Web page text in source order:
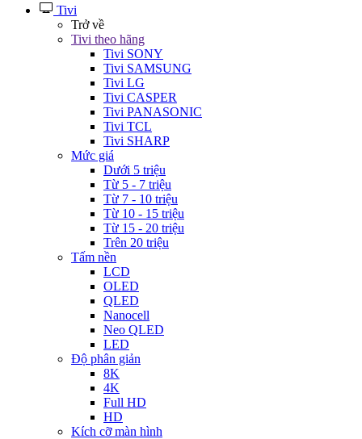
Tivi
Trở về
Tivi theo hãng
Tivi SONY
Tivi SAMSUNG
Tivi LG
Tivi CASPER
Tivi PANASONIC
Tivi TCL
Tivi SHARP
Mức giá
Dưới 5 triệu
Từ 5 - 7 triệu
Từ 7 - 10 triệu
Từ 10 - 15 triệu
Từ 15 - 20 triệu
Trên 20 triệu
Tấm nền
LCD
OLED
QLED
Nanocell
Neo QLED
LED
Độ phân giản
8K
4K
Full HD
HD
Kích cỡ màn hình